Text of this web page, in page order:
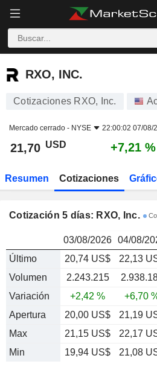
RXO, INC.
RXO, INC.
Cotizaciones RXO, Inc.
Mercado cerrado - NYSE 22:00:02 07/08/
21,70 USD +7,21 %
Resumen Cotizaciones
Cotización 5 días: RXO, Inc.
03/08/2026 04/08/
Último
20,74 US$ 22,13
Volumen
2.243.215
Variación
+2,42 % +6,70
Apertura
20,00 US$ 21,19
Max
21,15 US$ 22,17
Min
19,94 US$ 21,08